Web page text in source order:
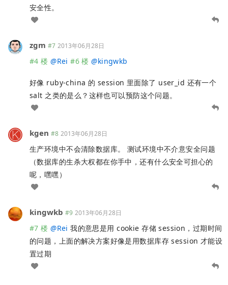
安全性。
zgm #7 2013年06月28日
#4 楼 @Rei #6 楼 @kingwkb
好像 ruby-china 的 session 里面除了 user_id 还有一个
salt 之类的是么？这样也可以预防这个问题。
kgen #8 2013年06月28日
生产环境中不会清除数据库。 测试环境中不介意安全问题
（数据库的生杀大权都在你手中，还有什么安全可担心的
呢，嘿嘿）
kingwkb #9 2013年06月28日
#7 楼 @Rei 我的意思是用 cookie 存储 session，过期时间
的问题，上面的解决方案好像是用数据库存 session 才能设
置过期